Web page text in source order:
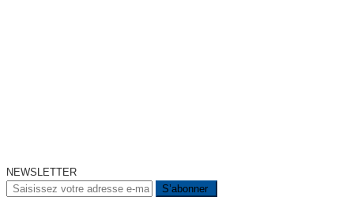
NEWSLETTER